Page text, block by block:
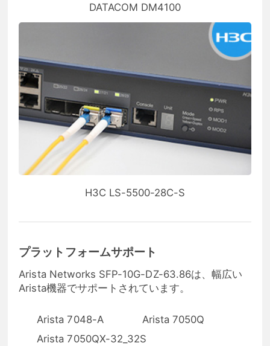
DATACOM DM4100
H3C LS-5500-28C-S
プラットフォームサポート
Arista Networks SFP-10G-DZ-63.86は、幅広い
Arista機器でサポートされています。
Arista 7048-A
Arista 7050Q
Arista 7050QX-32_32S